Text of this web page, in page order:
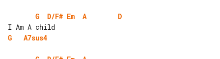
G D/F# Em A
D
G
A7sus4